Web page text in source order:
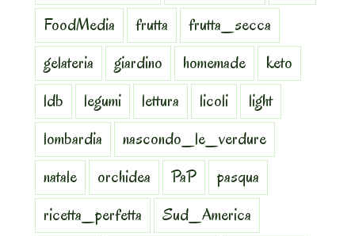
FoodMedia
frutta
frutta_secca
gelateria
giardino homemade
keto
ldb
legumi lettura licoli
light
lombardia
nascondo_le_verdure
natale
orchidea PaP
pasqua
ricetta_perfetta
Sud_America